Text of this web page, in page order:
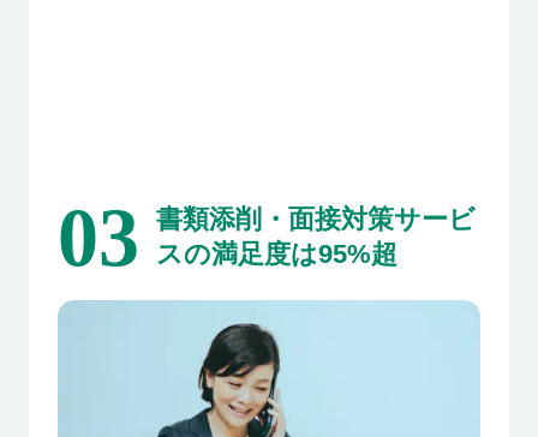
03
書類添削・面接対策サービ
スの満足度は95%超